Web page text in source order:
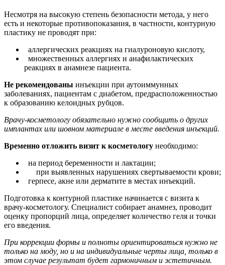
Несмотря на высокую степень безопасности метода, у него
есть и некоторые противопоказания, в частности, контурную
пластику не проводят при:
аллергических реакциях на гиалуроновую кислоту,
множественных аллергиях и анафилактических
реакциях в анамнезе пациента.
Не рекомендованы инъекции при аутоиммунных
заболеваниях, пациентам с диабетом, предрасположенностью
к образованию келоидных рубцов.
Врачу-косметологу обязательно нужно сообщить о других
имплантах или шовном материале в месте введения инъекций.
Временно отложить визит к косметологу необходимо:
на период беременности и лактации;
при выявленных нарушениях свертываемости крови;
герпесе, акне или дерматите в местах инъекций.
Подготовка к контурной пластике начинается с визита к
врачу-косметологу. Специалист собирает анамнез, проводит
оценку пропорций лица, определяет количество геля и точки
его введения.
При коррекции формы и полноты ориентироваться нужно не
только на моду, но и на индивидуальные черты лица, только в
этом случае результат будет гармоничным и эстетичным.